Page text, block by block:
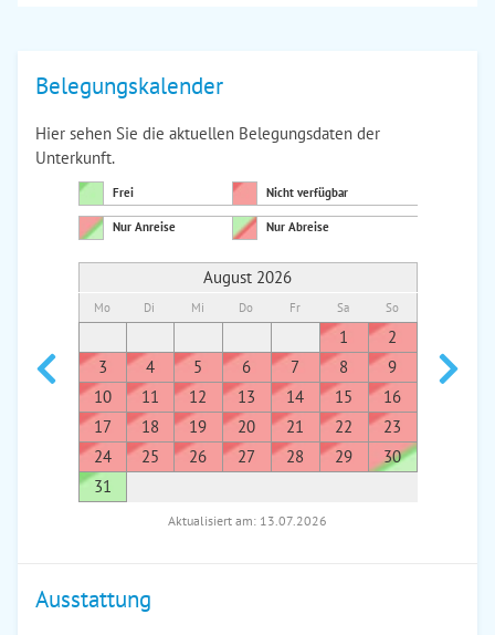
Belegungskalender
Hier sehen Sie die aktuellen Belegungsdaten der
Unterkunft.
Frei Nicht verfügbar
Nur Anreise Nur Abreise
August 2026
Mo Di Mi Do Fr Sa So
1
2
3
4 5 6 7 8
9
10
11 12 13 14 15
16
17
18 19 20 21 22
23
24
25 26 27 28 29
30
31
7
Aktualisiert am: 13.07.2026
Ausstattung